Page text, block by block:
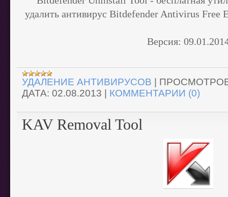
удалить антивирус Bitdefender Antivirus Free
Версия:
УДАЛЕНИЕ АНТИВИРУСОВ
ДАТА: 02.08.2013 КОММЕНТАРИИ (0)
KAV Removal Tool